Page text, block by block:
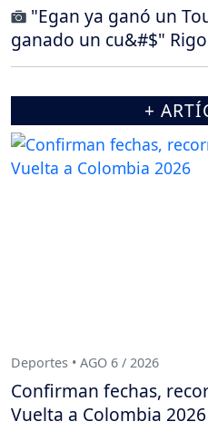
"Egan ya ganó un
ganado un cu&#$" Rigo
+
Deportes • AGO 6 / 2026
Confirman fechas,
Vuelta a Colombia 2026